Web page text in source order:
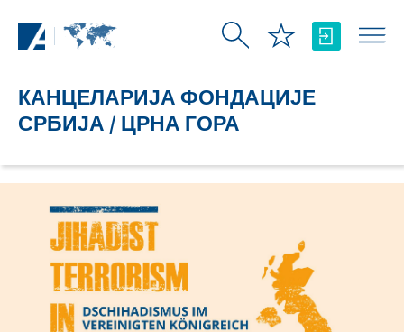
КАНЦЕЛАРИЈА ФОНДАЦИЈЕ
СРБИЈА / ЦРНА ГОРА